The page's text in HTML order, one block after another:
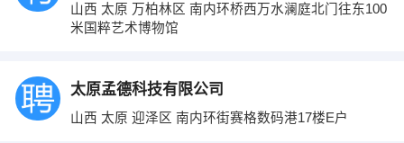
山西 太原 万柏林区 南内环桥西万水澜庭北门往东100
米国粹艺术博物馆
太原孟德科技有限公司
山西 太原 迎泽区 南内环街赛格数码港17楼E户